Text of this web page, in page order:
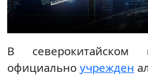
В северокитайском
официально учрежден